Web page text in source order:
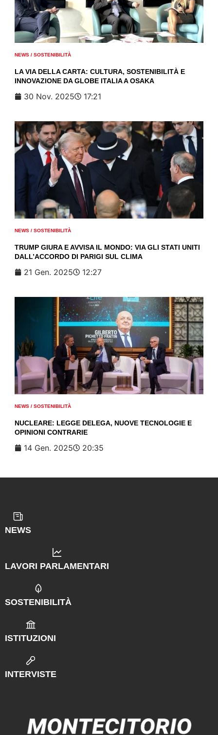
NEWS / SOSTENIBILITÀ
LA VIA DELLA CARTA: CULTURA, SOSTENIBILITÀ E
INNOVAZIONE DA GLOBE ITALIA A OSAKA
30 Nov. 2025 17:21
NEWS / SOSTENIBILITÀ
TRUMP GIURA E AVVISA IL MONDO: VIA GLI STATI UNITI
DALL’ACCORDO DI PARIGI SUL CLIMA
21 Gen. 2025 12:27
NEWS / SOSTENIBILITÀ
NUCLEARE: LEGGE DELEGA, NUOVE TECNOLOGIE E
OPINIONI CONTRARIE
14 Gen. 2025 20:35
NEWS
LAVORI PARLAMENTARI
SOSTENIBILITÀ
ISTITUZIONI
INTERVISTE